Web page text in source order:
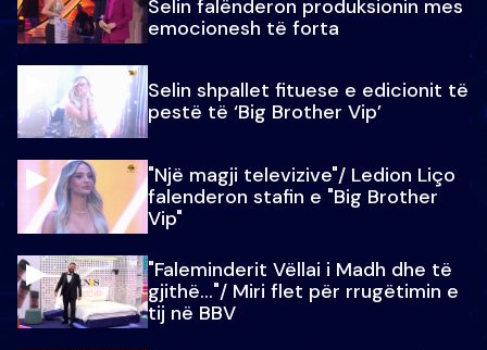
Selin falënderon produksionin mes
emocionesh të forta
Selin shpallet fituese e edicionit të
pestë të ‘Big Brother Vip’
"Një magji televizive"/ Ledion Liço
falenderon stafin e "Big Brother
Vip"
"Faleminderit Vëllai i Madh dhe të
gjithë…"/ Miri flet për rrugëtimin e
tij në BBV